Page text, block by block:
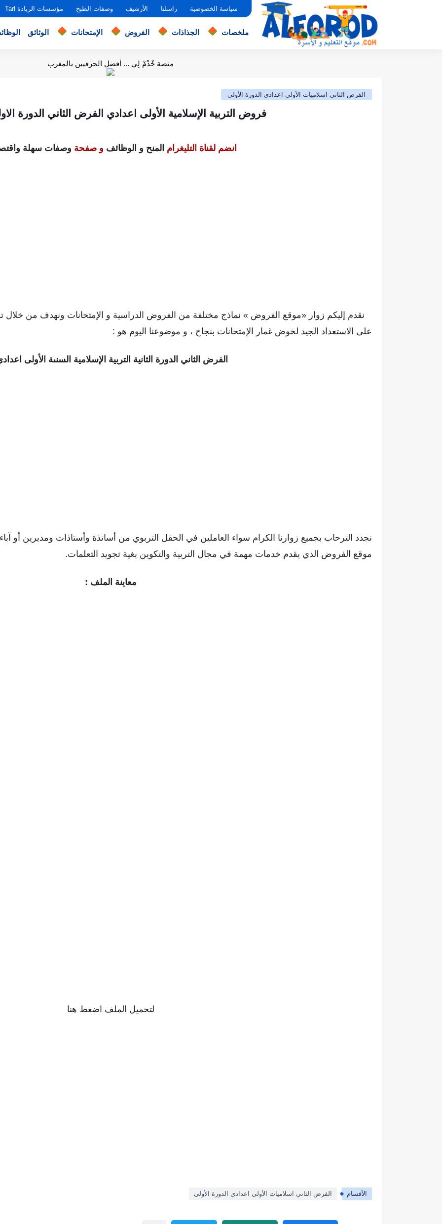
سياسة الخصوصية راسلنا الأرشيف وصفات الطبخ مؤسسات الريادة Tarl
ملخصات الجذاذات الفروض الإمتحانات الوثائق
منصة خْدْمْ لِي ... أفضل الحرفيين بالمغرب
الفرض الثاني اسلاميات الأولى اعدادي الدورة الأولى
فروض التربية الإسلامية الأولى اعدادي الفرض الثاني الدورة
انضم لقناة التليغرام المنح و الوظائف و صفحة وصفات سهلة
نقدم إليكم زوار «موقع الفروض » نماذج مختلفة من الفروض الدراسية و الإمتحانات ونهدف من خلال
على الاستعداد الجيد لخوض غمار الإمتحانات بنجاح ، و موضوعنا اليوم هو :
الفرض الثاني الدورة الثانية التربية الإسلامية السنىة الأولى
نجدد الترحاب بجميع زوارنا الكرام سواء العاملين في الحقل التربوي من أساتذة وأستاذات ومديرين أو
موقع الفروض الذي يقدم خدمات مهمة في مجال التربية والتكوين بغية تجويد التعلمات.
معاينة الملف :
لتحميل الملف اضغط هنا
الأقسام الفرض الثاني اسلاميات الأولى اعدادي الدورة الأولى